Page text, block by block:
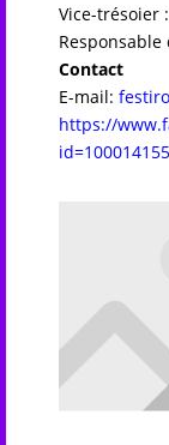
Vice-trésoier
Responsable
Contact
E-mail:
https://